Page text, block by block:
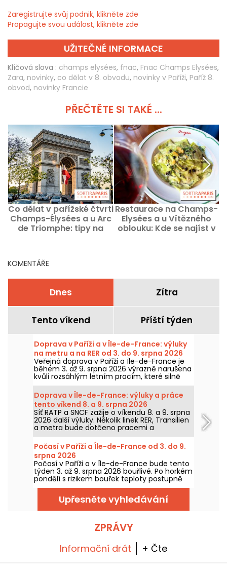
Zaregistrujte svůj podnik, klikněte zde
Propagujte svou událost, klikněte zde
UŽITEČNÉ INFORMACE
Klíčová slova : champs elysées, fnac, Fnac Champs Elysées,
Zara, novinky, co dělat v 8. obvodu, novinky v Paříži, Paříž 8.
obvod, novinky Francie
PŘEČTĚTE SI TAKÉ ...
Co dělat v pařížské čtvrti
Champs-Élysées a u Arc
de Triomphe: tipy na
Restaurace na Champs-
Elysées a u Vítězného
oblouku: Kde se najíst v
KOMENTÁŘE
Dnes Zítra
Tento víkend Příští týden
Doprava v Paříži a v Île-de-France: výluky
na metru a na RER od 3. do 9. srpna 2026
Veřejná doprava v Paříži a Île-de-France je
během 3. až 9. srpna 2026 výrazně narušena
kvůli rozsáhlým letním pracím, které silně
zasahují některé linky, uvedly RATP a SNCF.
Doprava v Île-de-France: výluky a práce
tento víkend 8. a 9. srpna 2026
Síť RATP a SNCF zažije o víkendu 8. a 9. srpna
2026 další výluky. Několik linek RER, Transilien
a metra bude dotčeno pracemi a
přerušením, prozradíme vám vše, co
potřebujete k tomu, abyste si mohli
naplánovat cestování.
Počasí v Paříži a Île-de-France od 3. do 9.
srpna 2026
Počasí v Paříži a v Île-de-France bude tento
týden 3. až 9. srpna 2026 bouřlivé. Po horkém
pondělí s rizikem bouřek teploty postupně
poklesnou, než se o víkendu vrátí teplejší a
slunečnější počasí.
Upřesněte vyhledávání
ZPRÁVY
Informační drát + Čte